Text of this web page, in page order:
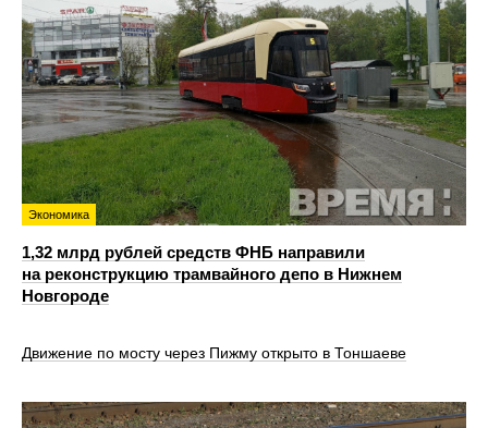
Экономика
1,32 млрд рублей средств ФНБ направили
на реконструкцию трамвайного депо в Нижнем
Новгороде
Движение по мосту через Пижму открыто в Тоншаеве